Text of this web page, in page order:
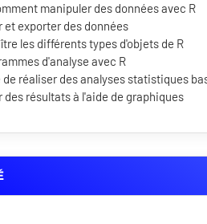
manipuler des données avec R
et exporter des données
les différents types d'objets de R
d'analyse avec R
de réaliser des analyses statistiques
résultats à l'aide de graphiques